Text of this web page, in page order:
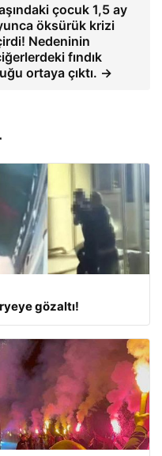
çocuk 1,5 ay
öksürük krizi
Nedeninin
fındık
ortaya çıktı. →
gözaltı!